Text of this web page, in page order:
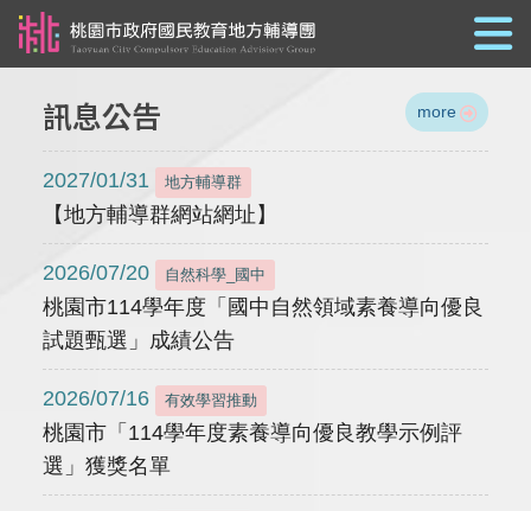
訊息公告 more
2027/01/31 地方輔導群
【地方輔導群網站網址】
2026/07/20 自然科學_國中
桃園市114學年度「國中自然領域素養導向優良
試題甄選」成績公告
2026/07/16 有效學習推動
桃園市「114學年度素養導向優良教學示例評
選」獲獎名單